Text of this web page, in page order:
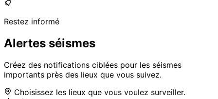
Restez informé
Alertes séismes
Créez des notifications ciblées pour les séismes
importants près des lieux que vous suivez.
Choisissez les lieux que vous voulez surveiller.